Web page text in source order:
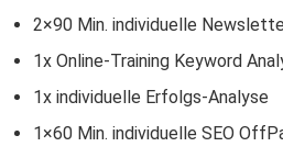
2×90 Min. individuelle
1x Online-Training Keyword
1x individuelle Erfolgs-Analyse
1×60 Min. individuelle SEO